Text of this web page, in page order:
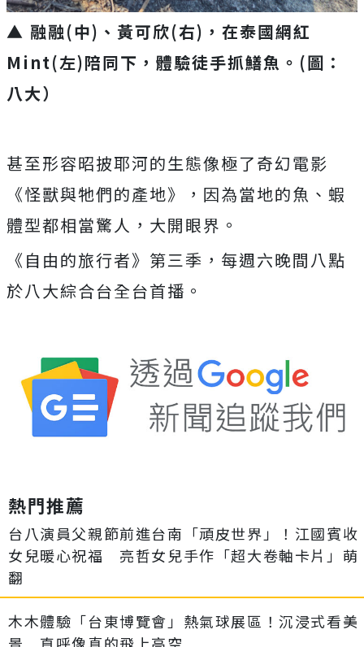
▲ 融融(中)、黃可欣(右)，在泰國網紅
Mint(左)陪同下，體驗徒手抓鱔魚。(圖：
八大）
甚至形容昭披耶河的生態像極了奇幻電影
《怪獸與牠們的產地》， 因為當地的魚、蝦
體型都相當驚人，大開眼界。
《自由的旅行者》 第三季，每週六晚間八點
於八大綜合台全台首播。
熱門推薦
台八演員父親節前進台南「頑皮世界」！江國賓收
女兒暖心祝福 亮哲女兒手作「超大卷軸卡片」萌
翻
木木體驗「台東博覽會」熱氣球展區！沉浸式看美